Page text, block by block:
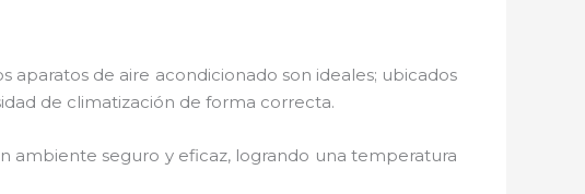
aparatos de aire acondicionado son ideales; ubicados
de climatización de forma correcta.
ambiente seguro y eficaz, logrando una temperatura